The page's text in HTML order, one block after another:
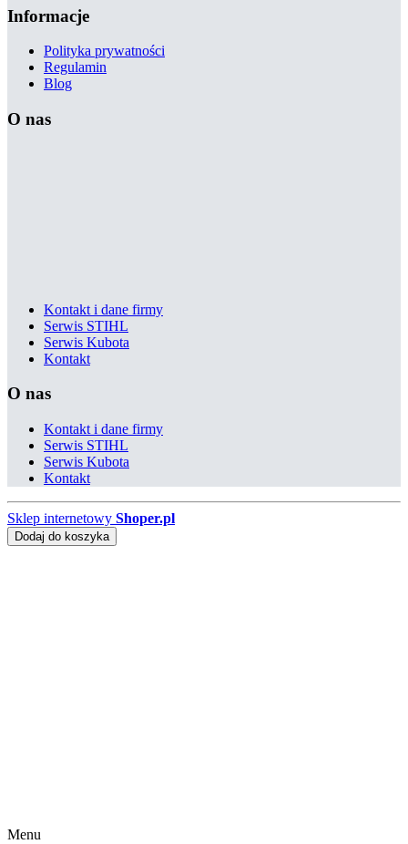
Informacje
Polityka prywatności
Regulamin
Blog
O nas
Kontakt i dane firmy
Serwis STIHL
Serwis Kubota
Kontakt
O nas
Kontakt i dane firmy
Serwis STIHL
Serwis Kubota
Kontakt
Sklep internetowy Shoper.pl
Dodaj do koszyka
Menu